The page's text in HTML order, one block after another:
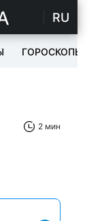
RU
ГОРОСКОПЫ
2 мин